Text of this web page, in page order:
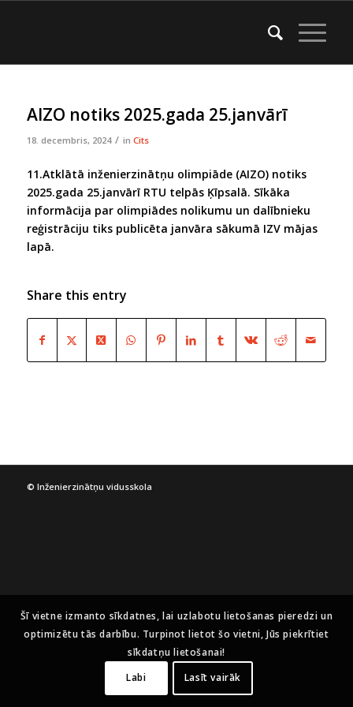
AIZO notiks 2025.gada 25.janvārī
18. decembris, 2024 / in Cits
11.Atklātā inženierzinātņu olimpiāde (AIZO) notiks
2025.gada 25.janvārī RTU telpās Ķīpsalā. Sīkāka
informācija par olimpiādes nolikumu un dalībnieku
reģistrāciju tiks publicēta janvāra sākumā IZV mājas
lapā.
Share this entry
© Inženierzinātņu vidusskola
Šī vietne izmanto sīkdatnes, lai uzlabotu lietošanas pieredzi un
optimizētu tās darbību. Turpinot lietot šo vietni, Jūs piekrītiet
sīkdatņu lietošanai!
Labi
Lasīt vairāk